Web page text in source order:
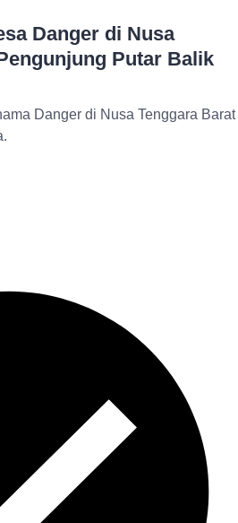
Danger di Nusa
Putar Balik
Danger di Nusa Tenggara Barat